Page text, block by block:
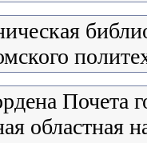
Почета
областная